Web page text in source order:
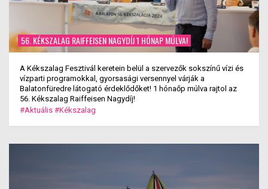
56. KÉKSZALAG RAIFFEISEN NAGYDÍJ 1 HÓNAP MÚLVA!
A Kékszalag Fesztivál keretein belül a szervezők sokszínű vízi és
vízparti programokkal, gyorsasági versennyel várják a
Balatonfüredre látogató érdeklődőket! 1 hónaőp múlva rajtol az
56. Kékszalag Raiffeisen Nagydíj!
#Aktuális #Kékszalag